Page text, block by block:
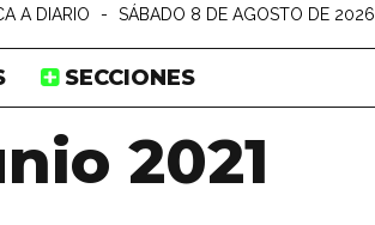
A DIARIO - SÁBADO 8 DE AGOSTO DE 2026
SECCIONES
2021